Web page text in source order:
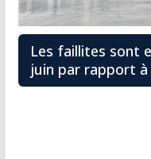
Les faillites sont
juin par rapport à